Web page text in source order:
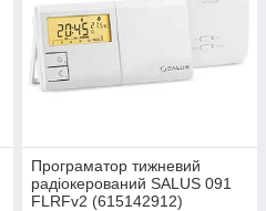
Програматор тижневий
радіокерований SALUS 091
FLRFv2 (615142912)